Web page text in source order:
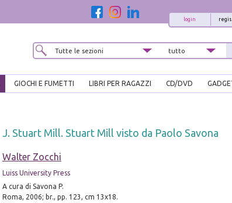
login
GIOCHI E FUMETTI LIBRI PER RAGAZZI CD/DVD
J. Stuart Mill. Stuart Mill visto da Paolo Savona
Walter Zocchi
Luiss University Press
A cura di Savona P.
Roma, 2006; br., pp. 123, cm 13x18.